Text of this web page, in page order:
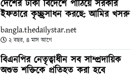
দেশের টাকা বিদেশে পাঠিয়ে সরকার
ইফতারে কৃচ্ছ্রসাধন করছে: আমির খসরু
bangla.thedailystar.net
২ বছর, ৪ মাস আগে
বিএনপির নেতৃত্বাধীন সব সাম্প্রদায়িক
অশুভ শক্তিকে প্রতিহত করা হবে